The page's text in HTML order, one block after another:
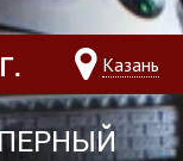
Казань